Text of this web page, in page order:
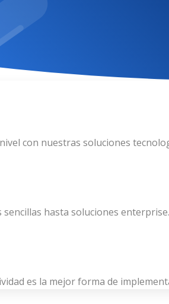
con nuestras soluciones
hasta soluciones enterprise.
es la mejor forma de